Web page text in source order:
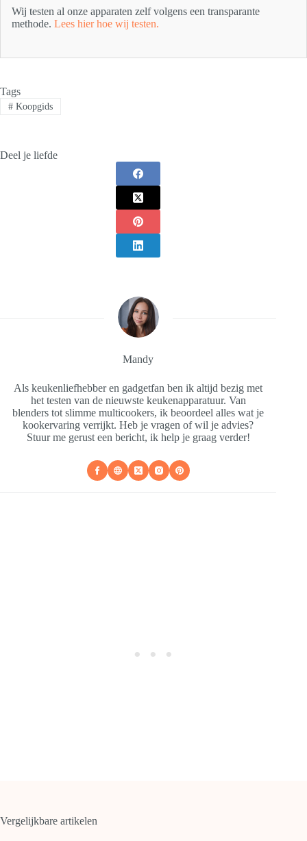
Wij testen al onze apparaten zelf volgens een transparante
methode. Lees hier hoe wij testen.
Tags
#Koopgids
Deel je liefde
Mandy
Als keukenliefhebber en gadgetfan ben ik altijd bezig met
het testen van de nieuwste keukenapparatuur. Van
blenders tot slimme multicookers, ik beoordeel alles wat je
kookervaring verrijkt. Heb je vragen of wil je advies?
Stuur me gerust een bericht, ik help je graag verder!
Vergelijkbare artikelen